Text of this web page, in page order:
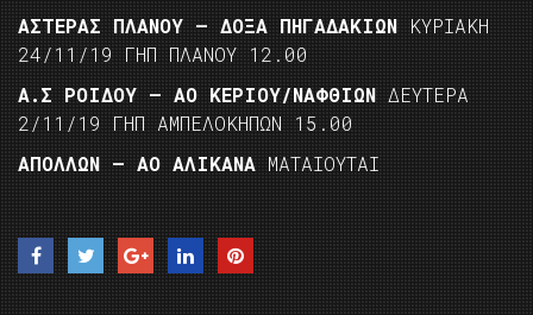
ΑΣΤΕΡΑΣ ΠΛΑΝΟΥ – ΔΟΞΑ ΠΗΓΑΔΑΚΙΩΝ ΚΥΡΙΑΚΗ
24/11/19 ΓΗΠ ΠΛΑΝΟΥ 12.00
Α.Σ ΡΟΙΔΟΥ – ΑΟ ΚΕΡΙΟΥ/ΝΑΦΘΙΩΝ ΔΕΥΤΕΡΑ
2/11/19 ΓΗΠ ΑΜΠΕΛΟΚΗΠΩΝ 15.00
ΑΠΟΛΛΩΝ – ΑΟ ΑΛΙΚΑΝΑ ΜΑΤΑΙΟΥΤΑΙ